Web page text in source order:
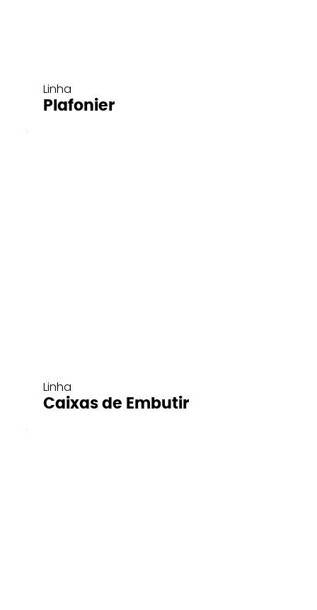
Linha
Plafonier
Linha
Caixas de Embutir